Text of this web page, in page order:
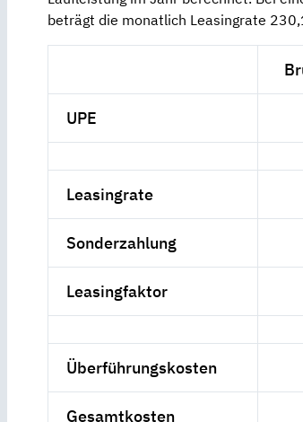
beträgt die monatlich Leasingrate
UPE
Leasingrate
Sonderzahlung
Leasingfaktor
Überführungskosten
Gesamtkosten